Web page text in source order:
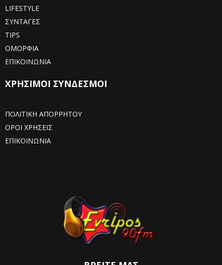
LIFESTYLE
ΣΥΝΤΑΓΕΣ
TIPS
ΟΜΟΡΦΙΑ
ΕΠΙΚΟΙΝΩΝΙΑ
ΧΡΗΣΙΜΟΙ ΣΥΝΔΕΣΜΟΙ
ΠΟΛΙΤΙΚΗ ΑΠΟΡΡΗΤΟΥ
ΟΡΟΙ ΧΡΗΣΕΙΣ
ΕΠΙΚΟΙΝΩΝΙΑ